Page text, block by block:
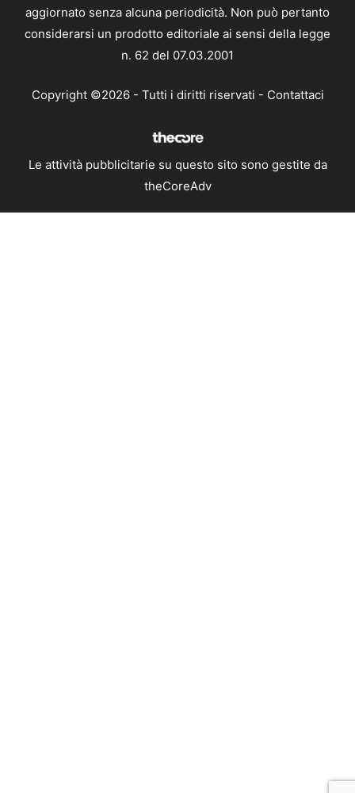
aggiornato senza alcuna periodicità. Non può pertanto
considerarsi un prodotto editoriale ai sensi della legge
n. 62 del 07.03.2001
Copyright ©2026 - Tutti i diritti riservati - Contattaci
Le attività pubblicitarie su questo sito sono gestite da
theCoreAdv